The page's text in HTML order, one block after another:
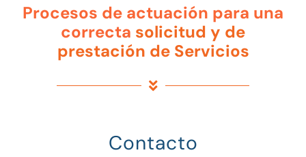
Procesos de actuación para una
correcta solicitud y de
prestación de Servicios
Contacto